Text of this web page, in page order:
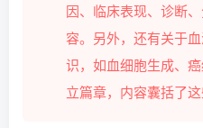
因、临床表现、诊断
容。另外，还有关于
识，如血细胞生成、
立篇章，内容囊括了这